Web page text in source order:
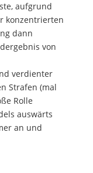
aufgrund
konzentrierten
dann
von
verdienter
Strafen (mal
Rolle
auswärts
an und